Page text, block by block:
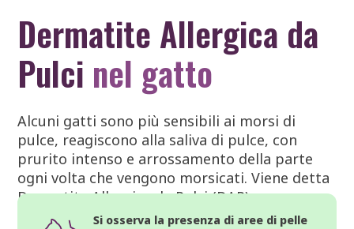
Dermatite Allergica da
Pulci nel gatto
Alcuni gatti sono più sensibili ai morsi di
pulce, reagiscono alla saliva di pulce, con
prurito intenso e arrossamento della parte
ogni volta che vengono morsicati. Viene detta
Dermatite Allergica da Pulci (DAP) o
Ipersensibilità al Morso di Pulce
Si osserva la presenza di aree di pelle